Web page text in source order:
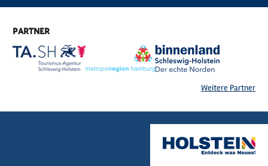
PARTNER
Weitere Partner